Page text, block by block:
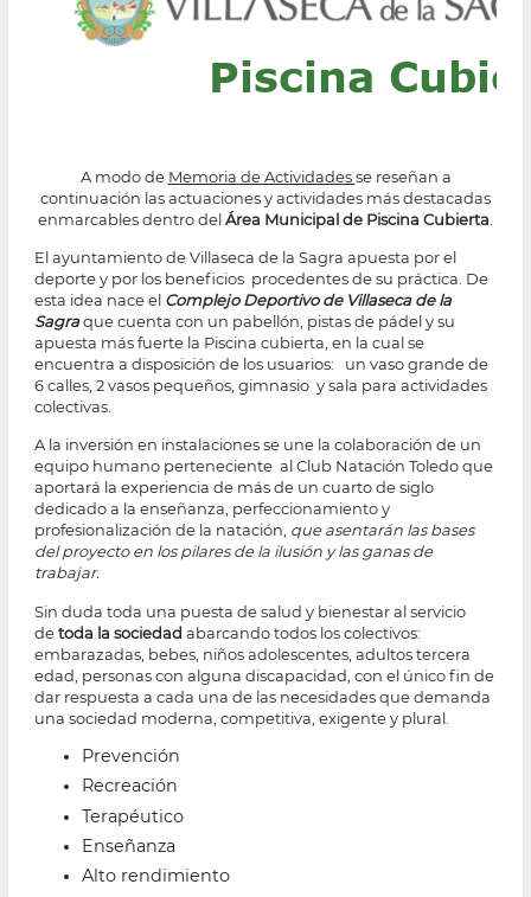
A modo de Memoria de Actividadesse reseñan a
continuación las actuaciones y actividades más destacadas
enmarcables dentro delÁrea Municipal de Piscina Cubierta
El ayuntamiento de Villaseca de la Sagra apuesta por el
deporte y por los beneficios procedentes de su práctica. De
esta idea nace el Complejo Deportivo de Villaseca de la
Sagraque cuenta con un pabellón, pistas de pádel y su
apuesta más fuerte la Piscina cubierta, en la cual se
encuentra a disposición de los usuarios: un vaso grande de
6 calles, 2 vasos pequeños, gimnasio y sala para actividades
colectivas.
A la inversión en instalaciones se une la colaboración de un
equipo humano perteneciente al Club Natación Toledo que
aportará la experiencia de más de un cuarto de siglo
dedicado a la enseñanza, perfeccionamiento y
profesionalización de la natación, que asentarán las bases
del proyecto en los pilares de la ilusión y las ganas de
trabajar.
Sin duda toda una puesta de salud y bienestar al servicio
detoda la sociedad abarcando todos los colectivos:
embarazadas, bebes, niños adolescentes, adultos tercera
edad, personas con alguna discapacidad, con el único fin de
dar respuesta a cada una de las necesidades que demanda
una sociedad moderna, competitiva, exigente y plural.
Prevención
Recreación
Terapéutico
Enseñanza
Alto rendimiento